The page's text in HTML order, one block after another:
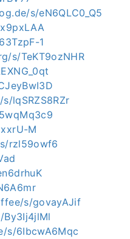
s/eN6QLC0_Q5
1
s/TeKT9ozNHR
lqSRZS8RZr
M
rzl59owf6
s/govayAJif
s/6IbcwA6Mqc